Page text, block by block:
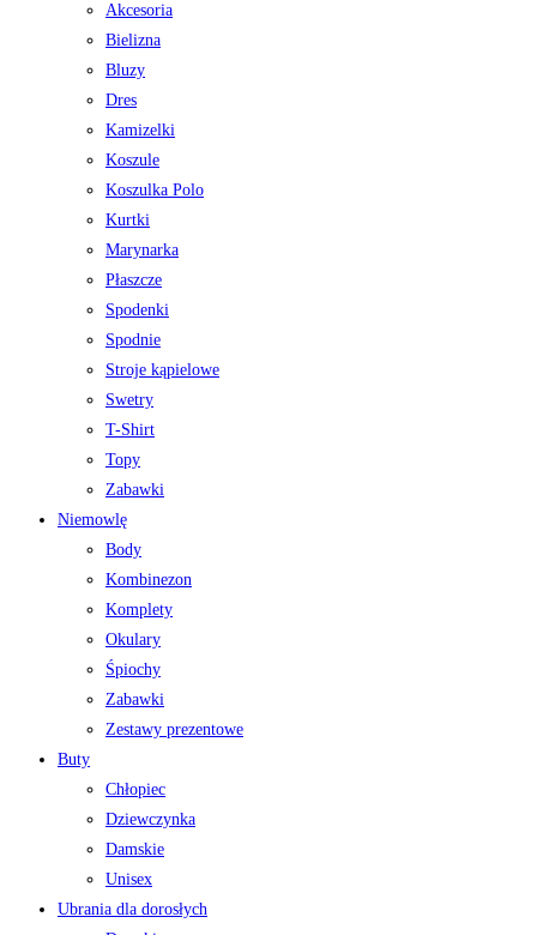
Akcesoria
Bielizna
Bluzy
Dres
Kamizelki
Koszule
Koszulka Polo
Kurtki
Marynarka
Płaszcze
Spodenki
Spodnie
Stroje kąpielowe
Swetry
T-Shirt
Topy
Zabawki
Niemowlę
Body
Kombinezon
Komplety
Okulary
Śpiochy
Zabawki
Zestawy prezentowe
Buty
Chłopiec
Dziewczynka
Damskie
Unisex
Ubrania dla dorosłych